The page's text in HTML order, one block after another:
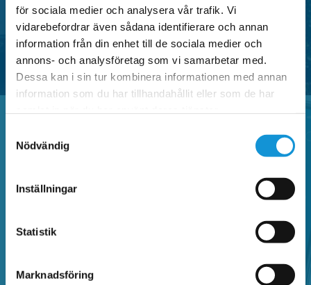
för sociala medier och analysera vår trafik. Vi
vidarebefordrar även sådana identifierare och annan
information från din enhet till de sociala medier och
annons- och analysföretag som vi samarbetar med.
Dessa kan i sin tur kombinera informationen med annan
information som du har tillhandahållit eller som de har
Nödvändig
Inställningar
Statistik
Marknadsföring
SE OMRÅDEN MED P-TILLSTÅND
Vanliga frågor
om Faluappen, parkeringsregler,
kontrollavgift och annat som rör parkering.